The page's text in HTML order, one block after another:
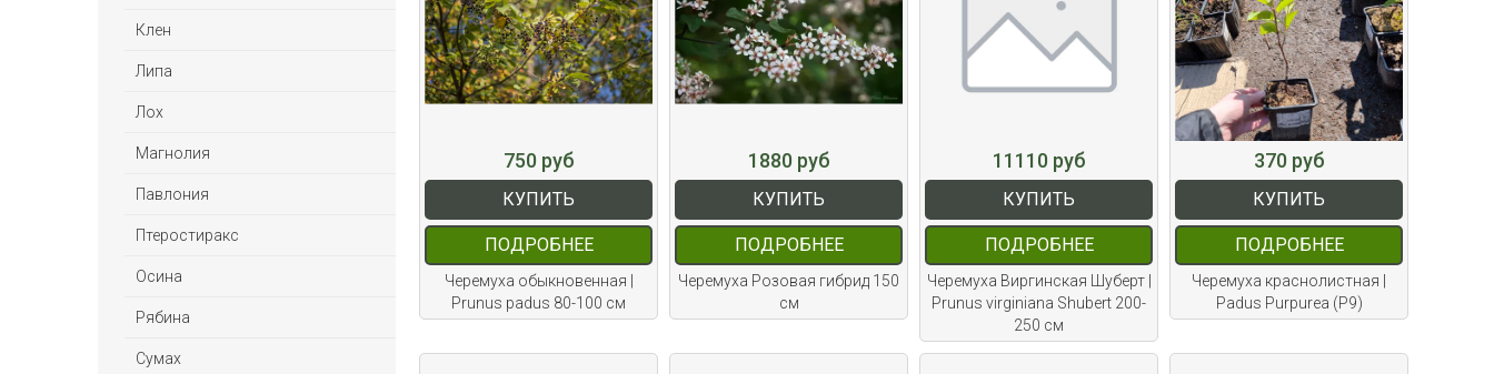
Клен
Липа
Лох
Магнолия
Павлония
Птеростиракс
Осина
Рябина
Сумах
750 руб
КУПИТЬ
ПОДРОБНЕЕ
Черемуха обыкновенная |
Prunus padus 80-100 см
1880 руб
КУПИТЬ
ПОДРОБНЕЕ
Черемуха Розовая гибрид 150
см
11110 руб
КУПИТЬ
ПОДРОБНЕЕ
Черемуха Виргинская Шуберт |
Prunus virginiana Shubert 200-
250 см
370 руб
КУПИТЬ
ПОДРОБНЕЕ
Черемуха краснолистная |
Padus Purpurea (Р9)